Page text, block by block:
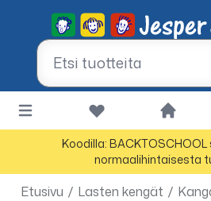
Koodilla:
normaalihintaisesta
Etusivu / Lasten kengät /